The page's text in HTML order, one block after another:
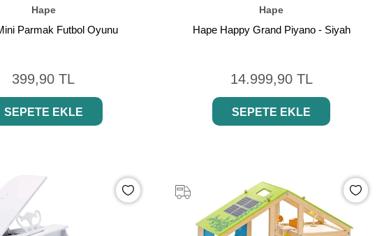
Hape
Parmak Futbol Oyunu
399,90 TL
SEPETE EKLE
Hape
Hape Happy Grand Piyano - Siyah
14.999,90 TL
SEPETE EKLE